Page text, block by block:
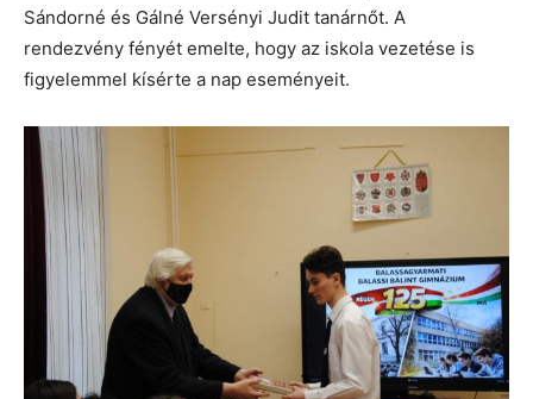
Sándorné és Gálné Versényi Judit tanárnőt. A
rendezvény fényét emelte, hogy az iskola vezetése is
figyelemmel kísérte a nap eseményeit.